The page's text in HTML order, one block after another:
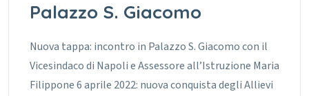
Palazzo S. Giacomo
Nuova tappa: incontro in Palazzo S. Giacomo con il
Vicesindaco di Napoli e Assessore all’Istruzione Maria
Filippone 6 aprile 2022: nuova conquista degli Allievi